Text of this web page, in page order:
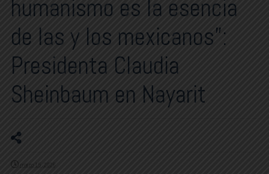
humanismo es la esencia
de las y los mexicanos”:
Presidenta Claudia
Sheinbaum en Nayarit
marzo 15, 2026